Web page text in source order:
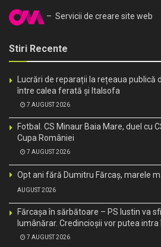
– Servicii de creare site web
Stiri Recente
Lucrări de reparații la rețeaua publică
între calea ferată și Italsofa
7 AUGUST 2026
Fotbal. CS Minaur Baia Mare, duel cu
Cupa României
7 AUGUST 2026
Opt ani fără Dumitru Fărcaș, marele
AUGUST 2026
Fărcașa în sărbătoare – PS Iustin va
lumânărar. Credincioșii vor putea
7 AUGUST 2026